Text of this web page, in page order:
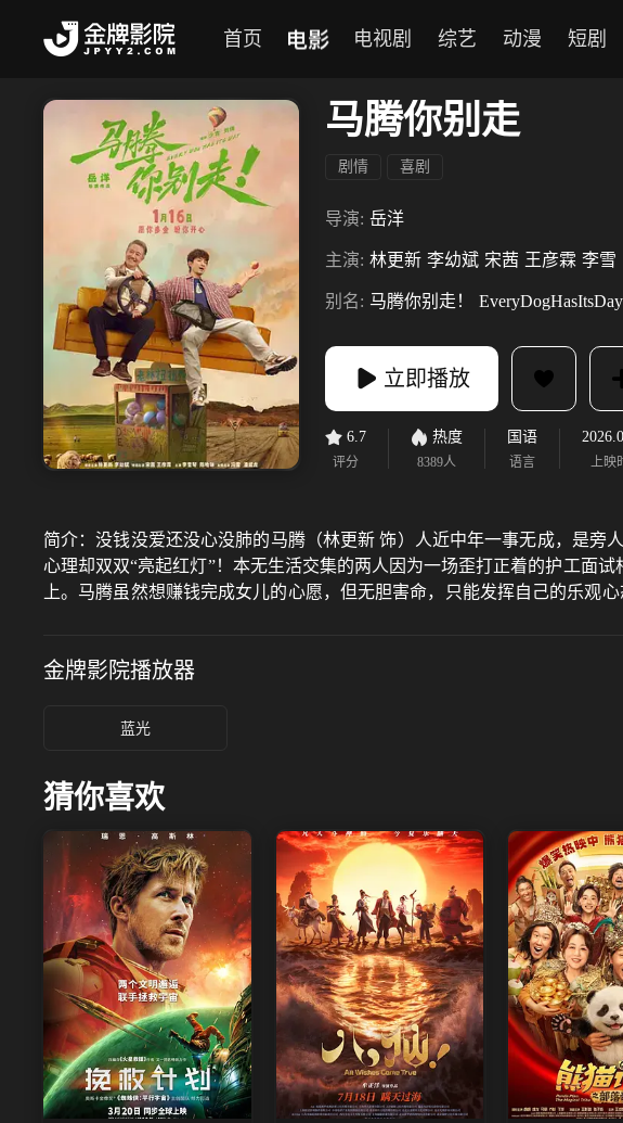
首页 电影 电视剧 综艺 动漫 短剧
马腾你别走
剧情 喜剧
导演: 岳洋
主演: 林更新 李幼斌 宋茜 王彦霖 李雪
别名: 马腾你别走！ EveryDogHasItsDay
立即播放
6.7
评分
热度
8389人
国语
语言 上映
简介：没钱没爱还没心没肺的马腾（林更新 饰）人近中年一事无成，是旁
心理却双双“亮起红灯”！本无生活交集的两人因为一场歪打正着的护工面
上。马腾虽然想赚钱完成女儿的心愿，但无胆害命，只能发挥自己的乐观
金牌影院播放器
蓝光
猜你喜欢